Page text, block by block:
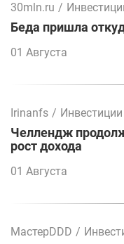
30mln.ru /
Беда пришла
01 Августа
Irinanfs / Инвестиции
Челлендж
рост дохода
01 Августа
МастерDDD /